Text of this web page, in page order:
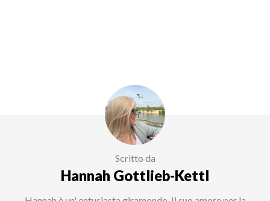
Scritto da
Hannah Gottlieb-Kettl